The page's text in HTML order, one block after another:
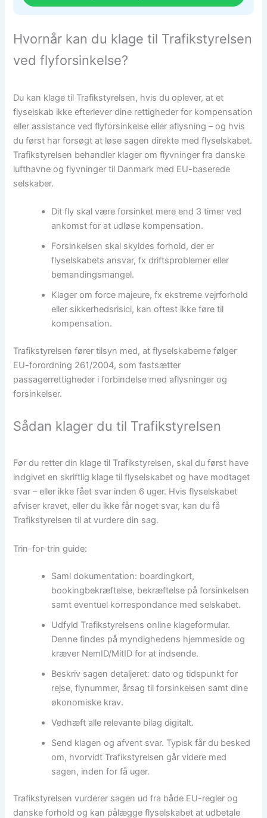
Hvornår kan du klage til Trafikstyrelsen
ved flyforsinkelse?
Du kan klage til Trafikstyrelsen, hvis du oplever, at et
flyselskab ikke efterlever dine rettigheder for kompensation
eller assistance ved flyforsinkelse eller aflysning – og hvis
du først har forsøgt at løse sagen direkte med flyselskabet.
Trafikstyrelsen behandler klager om flyvninger fra danske
lufthavne og flyvninger til Danmark med EU-baserede
selskaber.
Dit fly skal være forsinket mere end 3 timer ved
ankomst for at udløse kompensation.
Forsinkelsen skal skyldes forhold, der er
flyselskabets ansvar, fx driftsproblemer eller
bemandingsmangel.
Klager om force majeure, fx ekstreme vejrforhold
eller sikkerhedsrisici, kan oftest ikke føre til
kompensation.
Trafikstyrelsen fører tilsyn med, at flyselskaberne følger
EU-forordning 261/2004, som fastsætter
passagerrettigheder i forbindelse med aflysninger og
forsinkelser.
Sådan klager du til Trafikstyrelsen
Før du retter din klage til Trafikstyrelsen, skal du først have
indgivet en skriftlig klage til flyselskabet og have modtaget
svar – eller ikke fået svar inden 6 uger. Hvis flyselskabet
afviser kravet, eller du ikke får noget svar, kan du få
Trafikstyrelsen til at vurdere din sag.
Trin-for-trin guide:
Saml dokumentation: boardingkort,
bookingbekræftelse, bekræftelse på forsinkelsen
samt eventuel korrespondance med selskabet.
Udfyld Trafikstyrelsens online klageformular.
Denne findes på myndighedens hjemmeside og
kræver NemID/MitID for at indsende.
Beskriv sagen detaljeret: dato og tidspunkt for
rejse, flynummer, årsag til forsinkelsen samt dine
økonomiske krav.
Vedhæft alle relevante bilag digitalt.
Send klagen og afvent svar. Typisk får du besked
om, hvorvidt Trafikstyrelsen går videre med
sagen, inden for få uger.
Trafikstyrelsen vurderer sagen ud fra både EU-regler og
danske forhold og kan pålægge flyselskabet at udbetale